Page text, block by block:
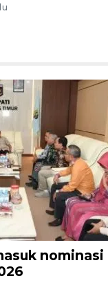
nominasi